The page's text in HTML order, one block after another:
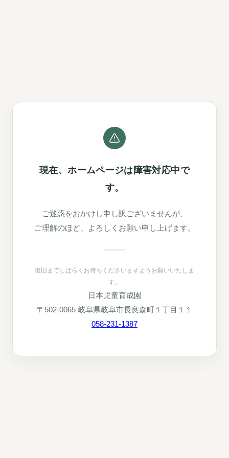
現在、ホームページは障害対応中で
す。
ご迷惑をおかけし申し訳ございませんが、
ご理解のほど、よろしくお願い申し上げます。
復旧までしばらくお待ちくださいますようお願いいたしま
す。
日本児童育成園
〒502-0065 岐阜県岐阜市長良森町１丁目１１
058-231-1387